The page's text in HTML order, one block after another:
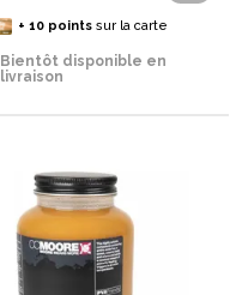
+ 10pointssur la carte
Bientôt disponible en
livraison